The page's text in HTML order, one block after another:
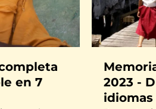
en 7
2023 -
idiomas